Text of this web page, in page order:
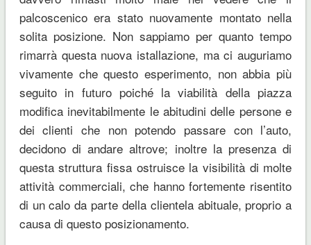
palcoscenico era stato nuovamente montato nella
solita posizione. Non sappiamo per quanto tempo
rimarrà questa nuova istallazione, ma ci auguriamo
vivamente che questo esperimento, non abbia più
seguito in futuro poiché la viabilità della piazza
modifica inevitabilmente le abitudini delle persone e
dei clienti che non potendo passare con l’auto,
decidono di andare altrove; inoltre la presenza di
questa struttura fissa ostruisce la visibilità di molte
attività commerciali, che hanno fortemente risentito
di un calo da parte della clientela abituale, proprio a
causa di questo posizionamento.